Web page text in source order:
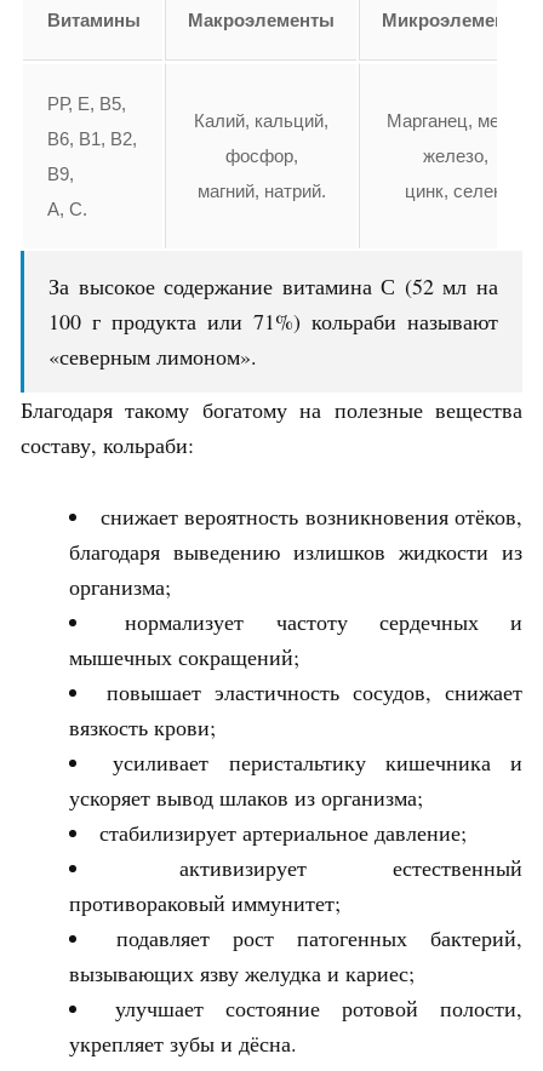
Витамины Макроэлементы Микроэлементы
РР, Е, В5,
В6, В1, В2,
В9,
А, С.
Калий, кальций,
фосфор,
магний, натрий.
Марганец, медь,
железо,
цинк, селен.
За высокое содержание витамина С (52 мл на
100 г продукта или 71%) кольраби называют
«северным лимоном».
Благодаря такому богатому на полезные вещества
составу, кольраби:
снижает вероятность возникновения отёков,
благодаря выведению излишков жидкости из
организма;
нормализует частоту сердечных и
мышечных сокращений;
повышает эластичность сосудов, снижает
вязкость крови;
усиливает перистальтику кишечника и
ускоряет вывод шлаков из организма;
стабилизирует артериальное давление;
активизирует естественный
противораковый иммунитет;
подавляет рост патогенных бактерий,
вызывающих язву желудка и кариес;
улучшает состояние ротовой полости,
укрепляет зубы и дёсна.